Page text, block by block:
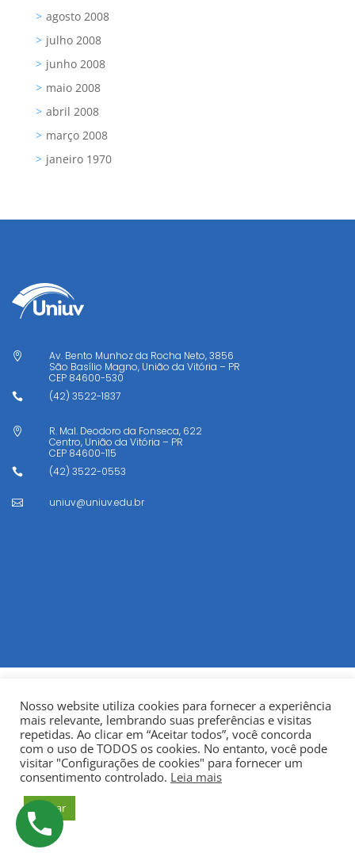
agosto 2008
julho 2008
junho 2008
maio 2008
abril 2008
março 2008
janeiro 1970

Av. Bento Munhoz da Rocha Neto, 3856
São Basílio Magno, União da Vitória – PR
CEP 84600-530
 (42) 3522-1837

R. Mal. Deodoro da Fonseca, 622
Centro, União da Vitória – PR
CEP 84600-115
 (42) 3522-0553
 uniuv@uniuv.edu.br
© Copyright 2022Fundação Municipal Centro Universitário
da Cidade de União da Vitória – UNIUV
Nosso website utiliza cookies para fornecer a experiência
mais relevante, lembrando suas preferências e visitas
repetidas. Ao clicar em “Aceitar todos”, você concorda
com o uso de TODOS os cookies. No entanto, você pode
visitar "Configurações de cookies" para fornecer um
consentimento controlado. Leia mais
Aceitar